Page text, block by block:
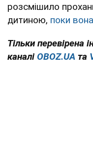
розсмішило
дитиною, поки
Тільки перевірена
каналі OBOZ.UA та